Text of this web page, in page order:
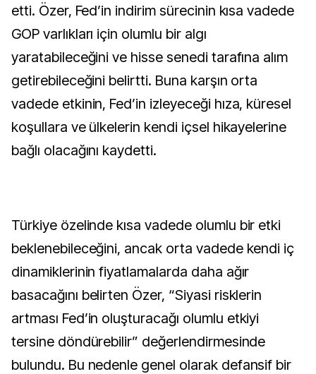
etti. Özer, Fed’in indirim sürecinin kısa vadede
GOP varlıkları için olumlu bir algı
yaratabileceğini ve hisse senedi tarafına alım
getirebileceğini belirtti. Buna karşın orta
vadede etkinin, Fed’in izleyeceği hıza, küresel
koşullara ve ülkelerin kendi içsel hikayelerine
bağlı olacağını kaydetti.
Türkiye özelinde kısa vadede olumlu bir etki
beklenebileceğini, ancak orta vadede kendi iç
dinamiklerinin fiyatlamalarda daha ağır
basacağını belirten Özer, “Siyasi risklerin
artması Fed’in oluşturacağı olumlu etkiyi
tersine döndürebilir” değerlendirmesinde
bulundu. Bu nedenle genel olarak defansif bir